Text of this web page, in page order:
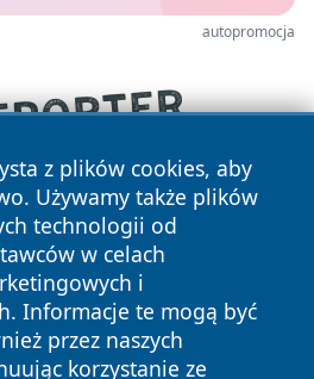
autopromocja
z plików cookies, aby
Używamy także plików
technologii od
w celach
i
Informacje te mogą być
przez naszych
korzystanie ze
Wszystkie prawa